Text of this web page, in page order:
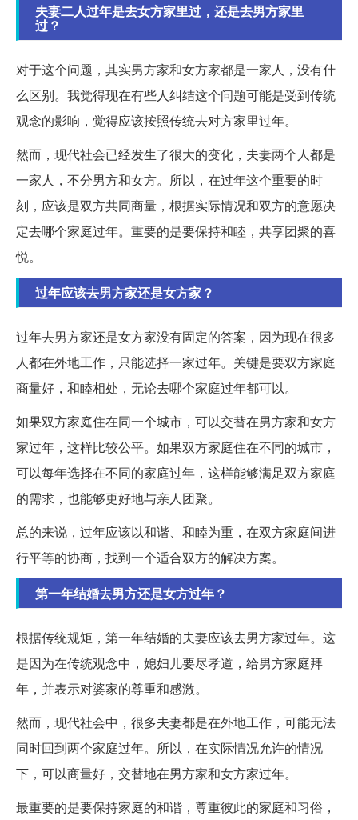
夫妻二人过年是去女方家里过，还是去男方家里
过？
对于这个问题，其实男方家和女方家都是一家人，没有什
么区别。我觉得现在有些人纠结这个问题可能是受到传统
观念的影响，觉得应该按照传统去对方家里过年。
然而，现代社会已经发生了很大的变化，夫妻两个人都是
一家人，不分男方和女方。所以，在过年这个重要的时
刻，应该是双方共同商量，根据实际情况和双方的意愿决
定去哪个家庭过年。重要的是要保持和睦，共享团聚的喜
悦。
过年应该去男方家还是女方家？
过年去男方家还是女方家没有固定的答案，因为现在很多
人都在外地工作，只能选择一家过年。关键是要双方家庭
商量好，和睦相处，无论去哪个家庭过年都可以。
如果双方家庭住在同一个城市，可以交替在男方家和女方
家过年，这样比较公平。如果双方家庭住在不同的城市，
可以每年选择在不同的家庭过年，这样能够满足双方家庭
的需求，也能够更好地与亲人团聚。
总的来说，过年应该以和谐、和睦为重，在双方家庭间进
行平等的协商，找到一个适合双方的解决方案。
第一年结婚去男方还是女方过年？
根据传统规矩，第一年结婚的夫妻应该去男方家过年。这
是因为在传统观念中，媳妇儿要尽孝道，给男方家庭拜
年，并表示对婆家的尊重和感激。
然而，现代社会中，很多夫妻都是在外地工作，可能无法
同时回到两个家庭过年。所以，在实际情况允许的情况
下，可以商量好，交替地在男方家和女方家过年。
最重要的是要保持家庭的和谐，尊重彼此的家庭和习俗，